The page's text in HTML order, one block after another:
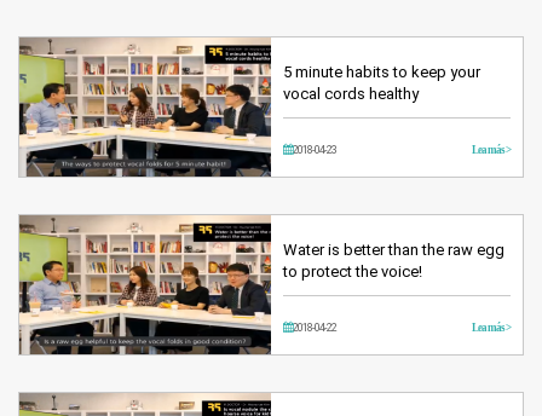
5 minute habits to keep your
vocal cords healthy
2018-04-23 Lea más >
Water is better than the raw egg
to protect the voice!
2018-04-22 Lea más >